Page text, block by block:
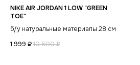
NIKE AIR JORDAN 1 LOW "GREEN
TOE"
б/у натуральные материалы 28 см
1 999 ₽10 500₽